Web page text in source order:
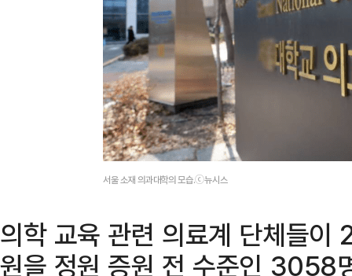
서울 소재 의과대학의 모습.ⓒ뉴시스
의학 교육 관련 의료계 단체들
원을 정원 증원 전 수준인 3058